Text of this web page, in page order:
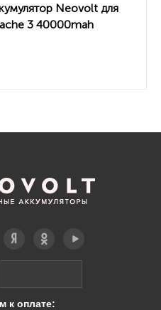
Neovolt для
3 40000mah
к оплате: